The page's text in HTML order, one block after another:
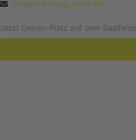
info@dreiklang-event.de
Jetzt Deinen Platz auf dem